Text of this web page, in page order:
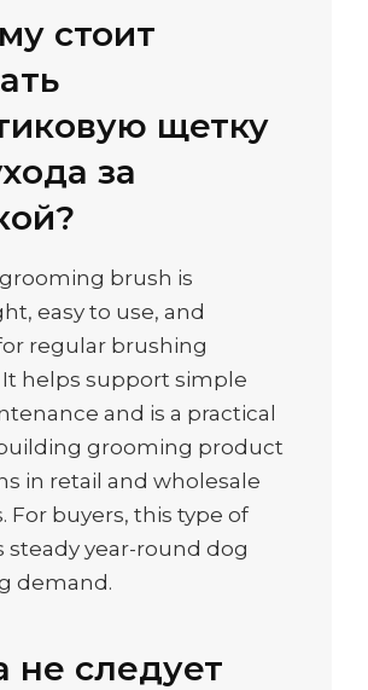
стоит
щетку
за
brush is
easy to use, and
regular brushing
helps support simple
and is a practical
grooming product
in retail and wholesale
For buyers, this type of
steady year-round dog
demand.
не следует